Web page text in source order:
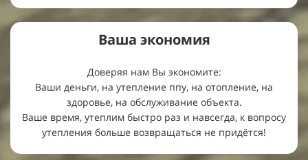
Ваша экономия
Доверяя нам Вы экономите:
Ваши деньги, на утепление ппу, на отопление, на
здоровье, на обслуживание объекта.
Ваше время, утеплим быстро раз и навсегда, к вопросу
утепления больше возвращаться не придётся!